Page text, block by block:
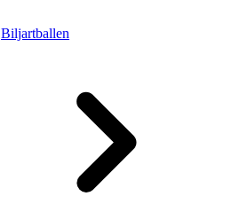
Biljartballen